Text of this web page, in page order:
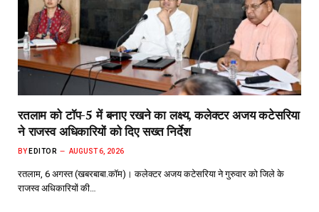
रतलाम को टॉप-5 में बनाए रखने का लक्ष्य, कलेक्टर अजय कटेसरिया
ने राजस्व अधिकारियों को दिए सख्त निर्देश
BY EDITOR AUGUST 6, 2026
रतलाम, 6 अगस्त (खबरबाबा.कॉम)। कलेक्टर अजय कटेसरिया ने गुरुवार को जिले के
राजस्व अधिकारियों की…